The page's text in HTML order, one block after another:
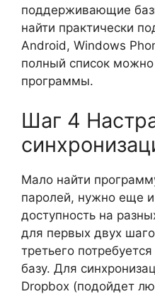
поддерживающие
найти практически
Android, Windows
полный список можно
программы.
Шаг 4
Мало найти
паролей, нужно еще и
доступность на
для первых двух
третьего
базу. Для
Dropbox (подойдет